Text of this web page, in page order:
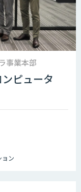
事業本部
ピュータ
ョン